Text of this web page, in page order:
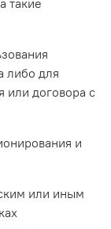
такие
либо для
или договора с
и
или иным